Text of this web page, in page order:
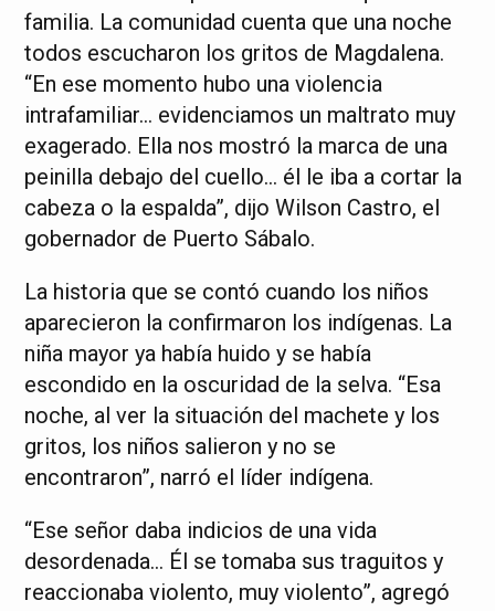
familia. La comunidad cuenta que una noche
todos escucharon los gritos de Magdalena.
“En ese momento hubo una violencia
intrafamiliar… evidenciamos un maltrato muy
exagerado. Ella nos mostró la marca de una
peinilla debajo del cuello… él le iba a cortar la
cabeza o la espalda”, dijo Wilson Castro, el
gobernador de Puerto Sábalo.
La historia que se contó cuando los niños
aparecieron la confirmaron los indígenas. La
niña mayor ya había huido y se había
escondido en la oscuridad de la selva. “Esa
noche, al ver la situación del machete y los
gritos, los niños salieron y no se
encontraron”, narró el líder indígena.
“Ese señor daba indicios de una vida
desordenada… Él se tomaba sus traguitos y
reaccionaba violento, muy violento”, agregó